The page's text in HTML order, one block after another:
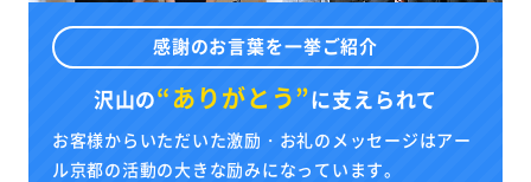
感謝のお言葉を一挙ご紹介
沢山の“ありがとう”に支えられて
お客様からいただいた激励・お礼のメッセージはアー
ル京都の活動の大きな励みになっています。